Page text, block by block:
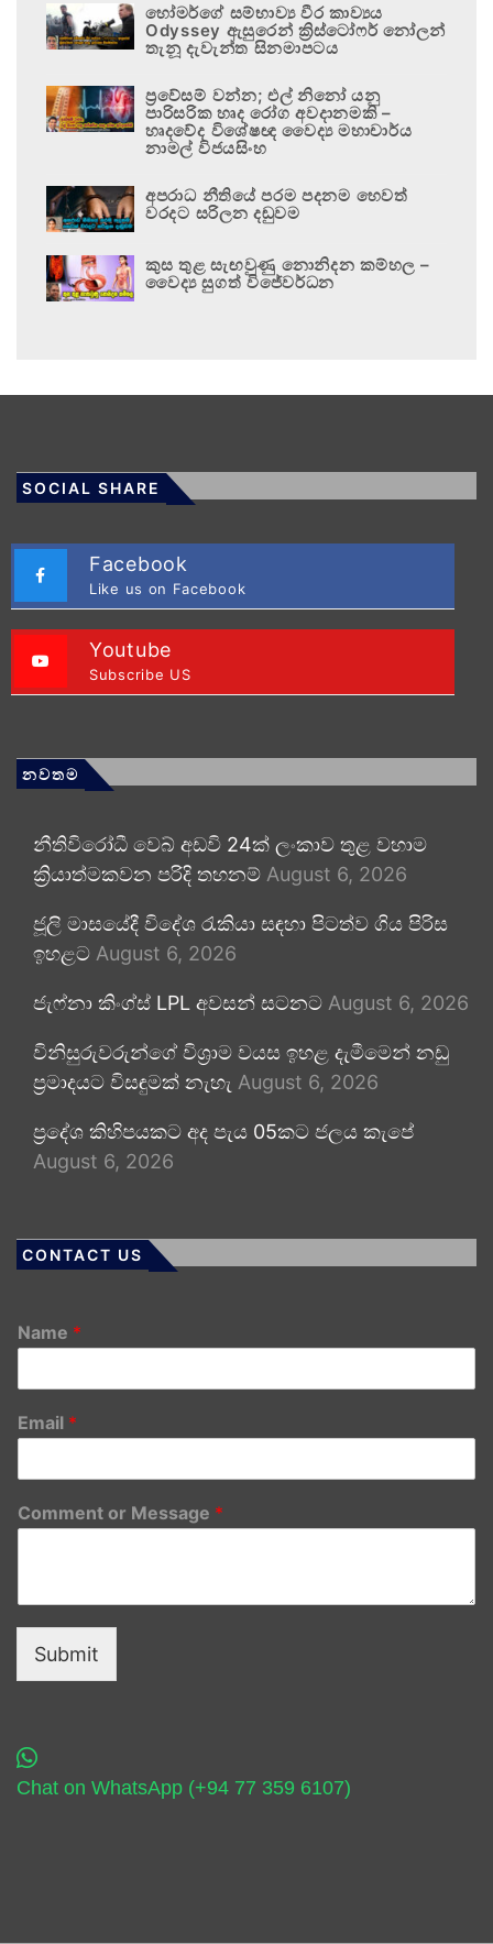
හෝමර්ගේ සම්භාව්‍ය වීර කාව්‍යය
Odyssey ඇසුරෙන් ක්‍රිස්ටෝෆර් නෝලන්
තැනූ දැවැන්ත සිනමාපටය
ප්‍රවේසම් වන්න; එල් නිනෝ යනු
පාරිසරික හෘද රෝග අවදානමකි –
හෘදවේද විශේෂඥ වෛද්‍ය මහාචාර්ය
නාමල් විජයසිංහ
අපරාධ නීතියේ පරම පදනම හෙවත්
වරදට සරිලන දඬුවම
කුස තුළ සැඟවුණු නොනිදන කම්හල –
වෛද්‍ය සුගත් විජේවර්ධන
SOCIAL SHARE
Facebook
Like us on Facebook
Youtube
Subscribe US
නවතම
නීතිවිරෝධී වෙබ් අඩවි 24ක් ලංකාව තුළ වහාම
ක්‍රියාත්මකවන පරිදි තහනම් August 6, 2026
ජූලි මාසයේදී විදේශ රැකියා සඳහා පිටත්ව ගිය පිරිස
ඉහළට August 6, 2026
ජැෆ්නා කිංග්ස් LPL අවසන් සටනට August 6, 2026
විනිසුරුවරුන්ගේ විශ්‍රාම වයස ඉහළ දැමීමෙන් නඩු
ප්‍රමාදයට විසඳුමක් නැහැ August 6, 2026
ප්‍රදේශ කිහිපයකට අද පැය 05කට ජලය කැපේ
August 6, 2026
CONTACT US
Name *
Email *
Comment or Message *
Submit
Chat on WhatsApp (+94 77 359 6107)